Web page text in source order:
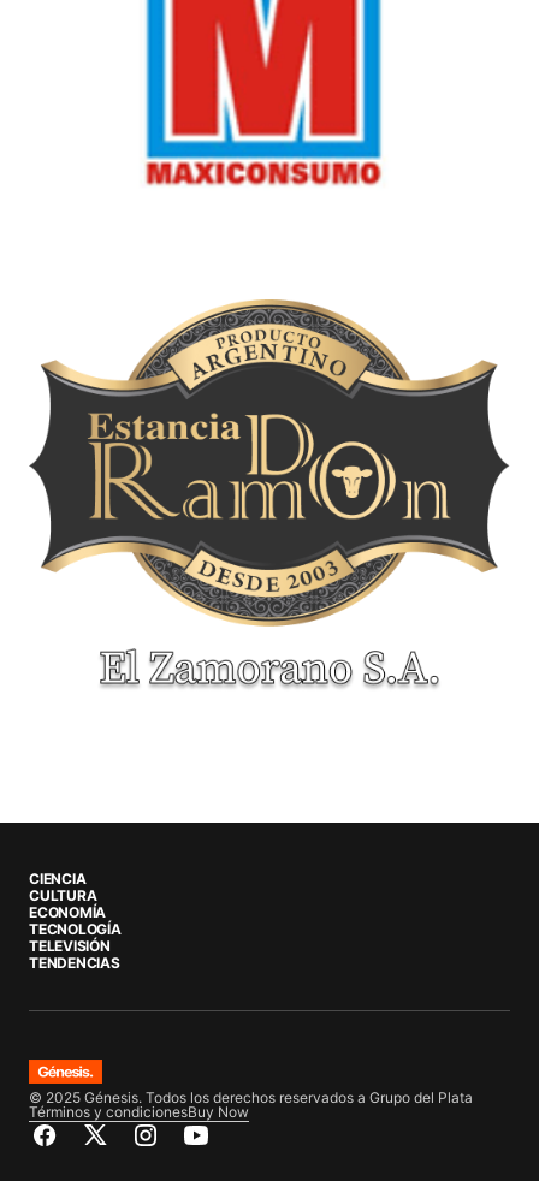
CIENCIA
CULTURA
ECONOMÍA
TECNOLOGÍA
TELEVISIÓN
TENDENCIAS
© 2025 Génesis. Todos los derechos reservados a Grupo del Plata
Términos y condicionesBuy Now